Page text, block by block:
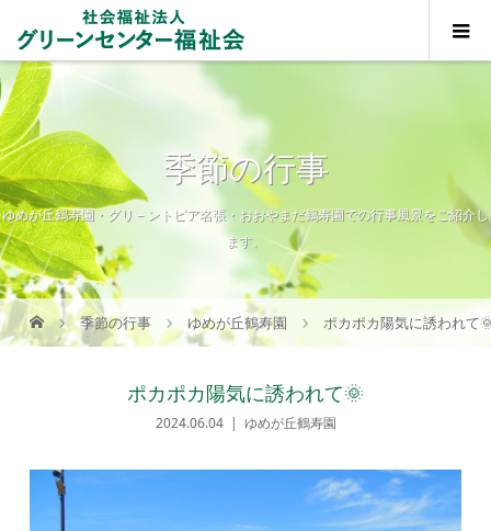
季節の行事
ゆめが丘鶴寿園・グリ－ントピア名張・おおやまだ鶴寿園での行事風景をご紹介し
ます。
季節の行事 ゆめが丘鶴寿園 ポカポカ陽気に誘われて
ポカポカ陽気に誘われて🌞
2024.06.04 ゆめが丘鶴寿園